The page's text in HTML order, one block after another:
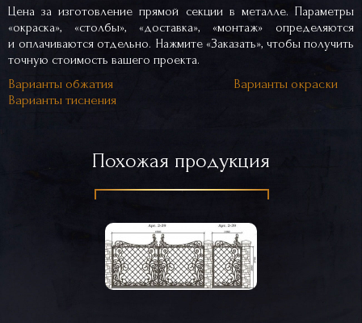
Цена за изготовление прямой секции в металле. Параметры
«окраска», «столбы», «доставка», «монтаж» определяются
и оплачиваются отдельно. Нажмите «Заказать», чтобы получить
точную стоимость вашего проекта.
Варианты обжатия
Варианты окраски
Варианты тиснения
Похожая продукция